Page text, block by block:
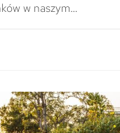
w naszym…